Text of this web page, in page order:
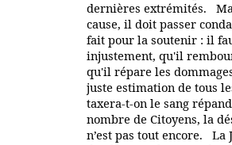
dernières extrémités.
cause, il doit passer
fait pour la soutenir : il
injustement, qu'il
qu'il répare les
juste estimation de tous
taxera-t-on le sang
nombre de Citoyens, la
n’est pas tout encore.